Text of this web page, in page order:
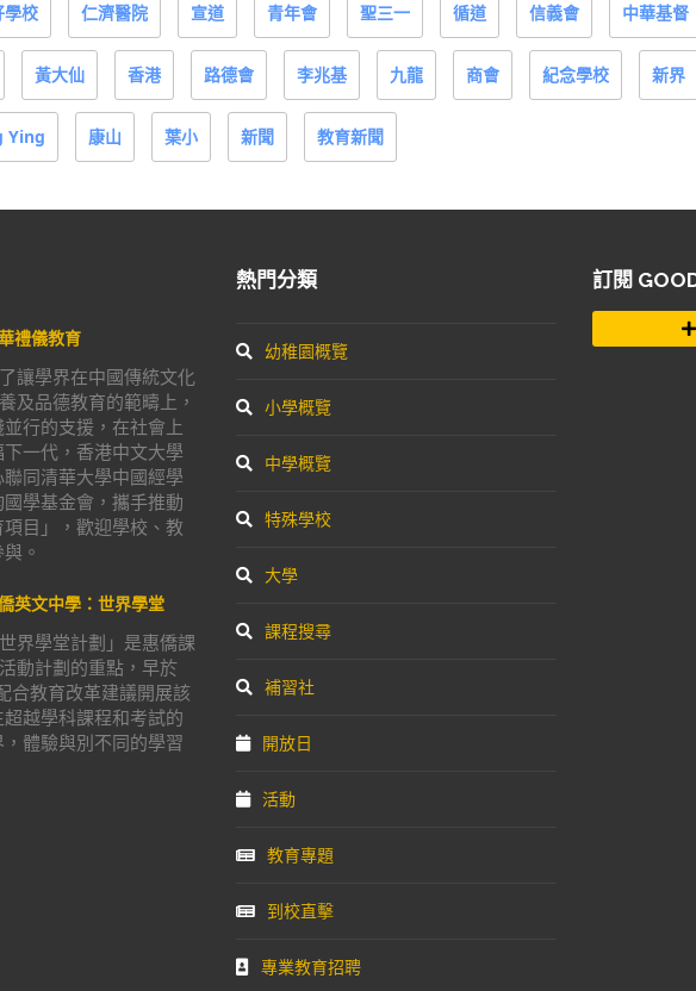
學校 仁濟醫院 宣道 青年會 聖三一 循道 信義會 中華基督
黃大仙 香港 路德會 李兆基 九龍 商會 紀念學校 新界
Ying 康山 葉小 新聞 教育新聞
禮儀教育
讓學界在中國傳統文化
及品德教育的範疇上，
行的支援，在社會上
一代，香港中文大學
同清華大學中國經學
學基金會，攜手推動
項目」，歡迎學校、教
。
英文中學：世界學堂
世界學堂計劃」是惠僑課
動計劃的重點，早於
合教育改革建議開展該
越學科課程和考試的
體驗與別不同的學習
熱門分類
幼稚園概覽
小學概覽
中學概覽
特殊學校
大學
課程搜尋
補習社
開放日
活動
教育專題
到校直擊
專業教育招聘
訂閱